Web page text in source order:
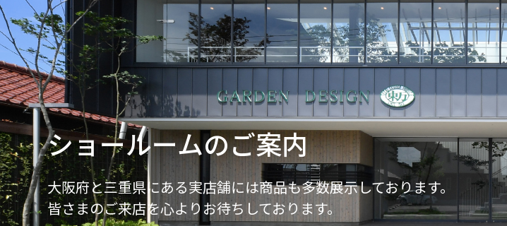
ショールームのご案内
大阪府と三重県にある実店舗には商品も多数展示しております。
皆さまのご来店を心よりお待ちしております。